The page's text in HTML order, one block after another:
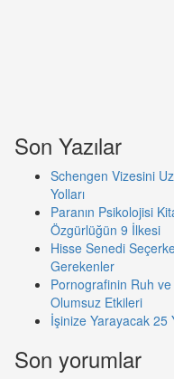
Son Yazılar
Schengen Vizesini
Yolları
Paranın Psikolojisi
Özgürlüğün 9 İlkesi
Hisse Senedi
Gerekenler
Pornografinin Ruh ve
Olumsuz Etkileri
İşinize Yarayacak 25
Son yorumlar